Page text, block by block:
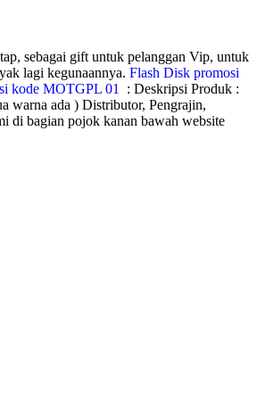
sebagai gift untuk pelanggan Vip, untuk
lagi kegunaannya. Flash Disk promosi
kode MOTGPL 01
: Deskripsi Produk :
ada ) Distributor, Pengrajin,
di bagian pojok kanan bawah website